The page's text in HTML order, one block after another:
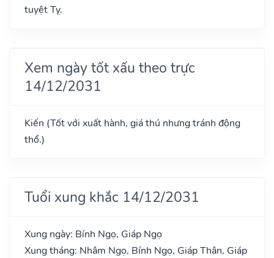
tuyệt Tỵ.
Xem ngày tốt xấu theo trực
14/12/2031
Kiến (Tốt với xuất hành, giá thú nhưng tránh động
thổ.)
Tuổi xung khắc 14/12/2031
Xung ngày: Bính Ngọ, Giáp Ngọ
Xung tháng: Nhâm Ngọ, Bính Ngọ, Giáp Thân, Giáp